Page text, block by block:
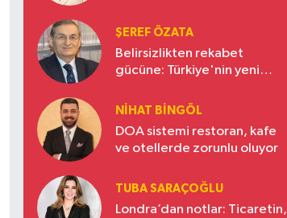
ŞEREF ÖZATA
Belirsizlikten rekabet
gücüne: Türkiye'nin yeni
NIHAT BINGÖL
DOA sistemi restoran, kafe
ve otellerde zorunlu oluyor
TUBA SARAÇOĞLU
Londra’dan notlar: Ticaretin,